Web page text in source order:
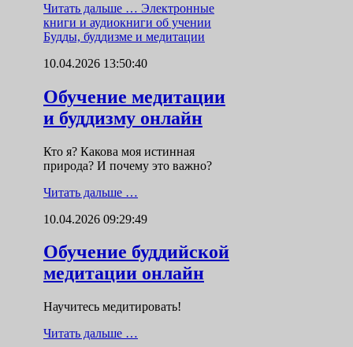
Читать дальше … Электронные
книги и аудиокниги об учении
Будды, буддизме и медитации
10.04.2026 13:50:40
Обучение медитации
и буддизму онлайн
Кто я? Какова моя истинная
природа? И почему это важно?
Читать дальше …
10.04.2026 09:29:49
Обучение буддийской
медитации онлайн
Научитесь медитировать!
Читать дальше …